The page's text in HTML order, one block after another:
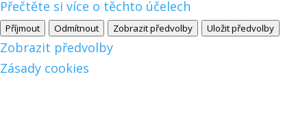
Přečtěte si více o těchto účelech
Příjmout Odmítnout Zobrazit předvolby Uložit předvolby
Zobrazit předvolby
Zásady cookies